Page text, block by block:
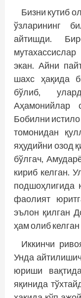
Бизни кутиб
ўзларининг
айтишди.
экан. Айни
шахс ҳақида
бўлиб,
Аҳамонийлар
Бобилни
томонидан
яҳудийни озод
бўлгач,
кириб келган.
подшоҳлигида
фаолият
эълон қилган
ҳам олиб келган
Иккинчи
Унда
юриши
яқинида